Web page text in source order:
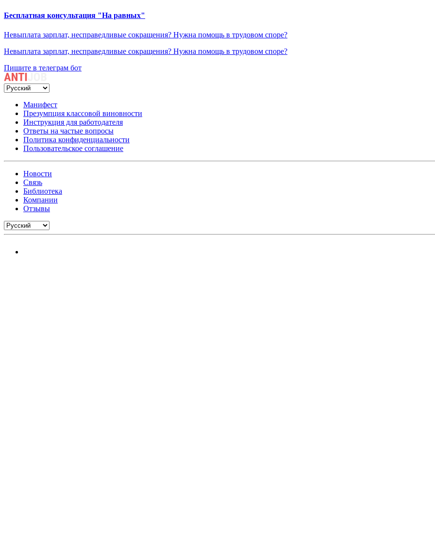
Бесплатная консультация "На равных"
Невыплата зарплат, несправедливые сокращения? Нужна помощь в трудовом споре?
Невыплата зарплат, несправедливые сокращения? Нужна помощь в трудовом споре?
Пишите в телеграм бот
Манифест
Презумпция классовой виновности
Инструкция для работодателя
Ответы на частые вопросы
Политика конфиденциальности
Пользовательское соглашение
Новости
Связь
Библиотека
Компании
Отзывы